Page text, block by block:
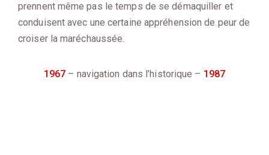
prennent même pas le temps de se démaquiller et
conduisent avec une certaine appréhension de peur de
croiser la maréchaussée.
1967 – navigation dans l’historique – 1987